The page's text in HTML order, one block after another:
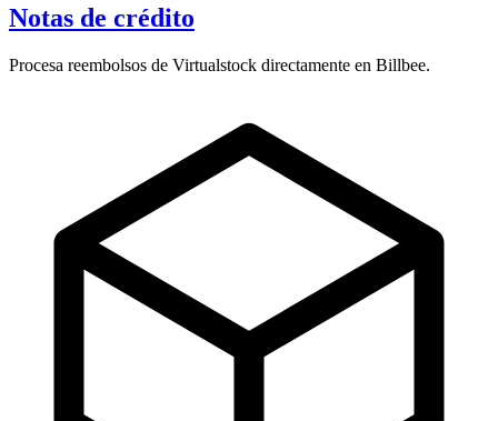
Notas de crédito
Procesa reembolsos de Virtualstock directamente en Billbee.